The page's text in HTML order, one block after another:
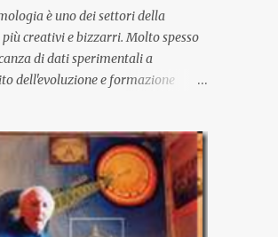
è uno dei settori della
più creativi e bizzarri. Molto spesso
di dati sperimentali a
dell'evoluzione e formazione
e danno adito ad
fantasiose. Certo è che la
sull'origine e l'evoluzione
più accreditata, il Big-Bang e
inflazionario, ha dei paradossi e